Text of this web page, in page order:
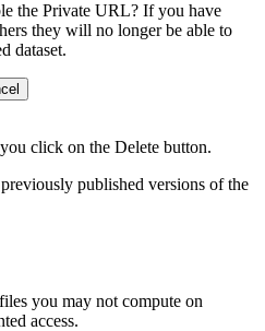
the Private URL? If you have
they will no longer be able to
dataset.
click on the Delete button.
published versions of the
you may not compute on
access.